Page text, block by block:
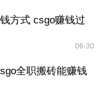
方式 csgo赚钱过
06-30
全职搬砖能赚钱